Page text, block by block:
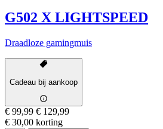
G502 X LIGHTSPEED
Draadloze gamingmuis
Cadeau bij aankoop
€ 99,99 € 129,99
€ 30,00 korting